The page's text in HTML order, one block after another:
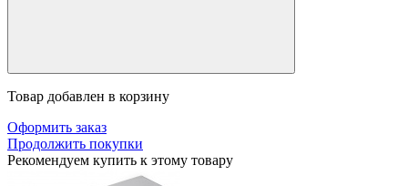
Товар добавлен в корзину
Оформить заказ
Продолжить покупки
Рекомендуем купить к этому товару